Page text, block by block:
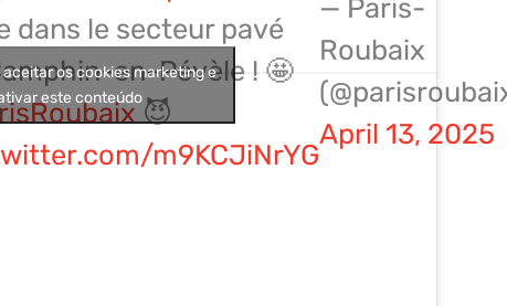
dans le secteur pavé
en-Pévèle ! 🤩
😈
m9KCJiNrYG
— Paris-
Roubaix
April 13, 2025
aceitar os cookies marketing e
este conteúdo